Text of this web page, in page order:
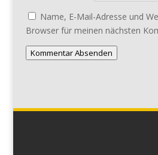
Name, E-Mail-Adresse und
Browser für meinen nächsten
Kommentar Absenden